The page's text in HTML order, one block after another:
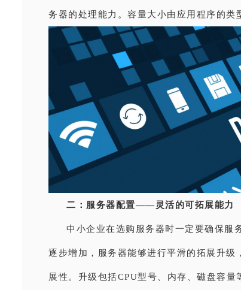
务器的处理能力。容量大小由应用程序的类
二：服务器配置——灵活的可拓展能力
中小企业在选购服务器时一定要确保服
逐步增加，服务器能够进行平滑的拓展升
展性。升级包括CPU型号、内存、磁盘容